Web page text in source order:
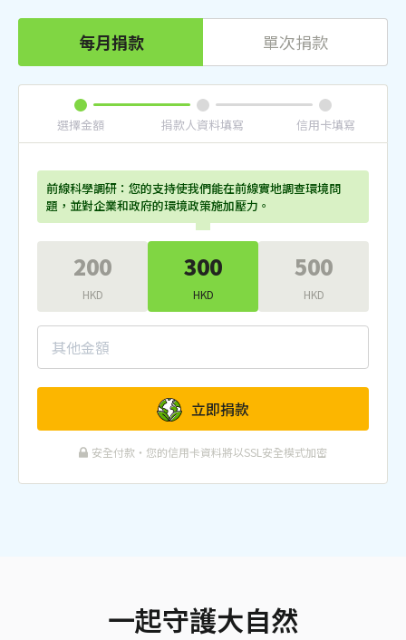
每月捐款 單次捐款
選擇金額 捐款人資料填寫 信用卡填寫
200
HKD
300
HKD
500
HKD
前線科學調研：您的支持使我們能在前線實地調查環境問
題，並對企業和政府的環境政策施加壓力。
立即捐款
安全付款・您的信用卡資料將以SSL安全模式加密
一起守護大自然